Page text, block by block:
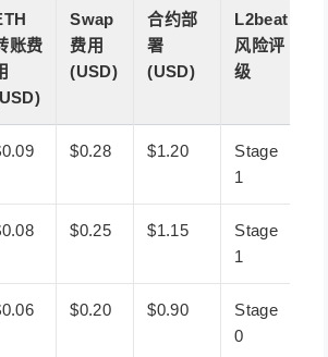
账费
Swap
费用
(USD)
合约部
署
(USD)
L2beat
风险评
级
$0.28 $1.20
Stage
1
$0.25 $1.15
Stage
1
$0.20 $0.90
Stage
0